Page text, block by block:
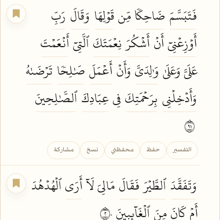
فَتَبَسَّمَ ضَاحِكٗامِّنقَوۡلِهَا وَقَالَ رَبِّ
أَوۡزِعۡنِيٓأَنۡأَشۡكُرَنِعۡمَتَكَٱلَّتِيٓأَنۡعَمۡتَ
عَلَيَّ وَعَلَىٰ وَٰلِدَيَّ وَأَنۡأَعۡمَلَ صَٰلِحٗا تَرۡضَىٰهُ
وَأَدۡخِلۡنِي بِرَحۡمَتِكَفِيعِبَادِكَٱلصَّٰلِحِينَ
التفسير حفظ محفظتي نسخ مشاركة
وَتَفَقَّدَٱلطَّيۡرَ فَقَالَ مَالِيَ لَآأَرَىٱلۡهُدۡهُدَ
أَمۡكَانَمِنَٱلۡغَآئِبِينَ